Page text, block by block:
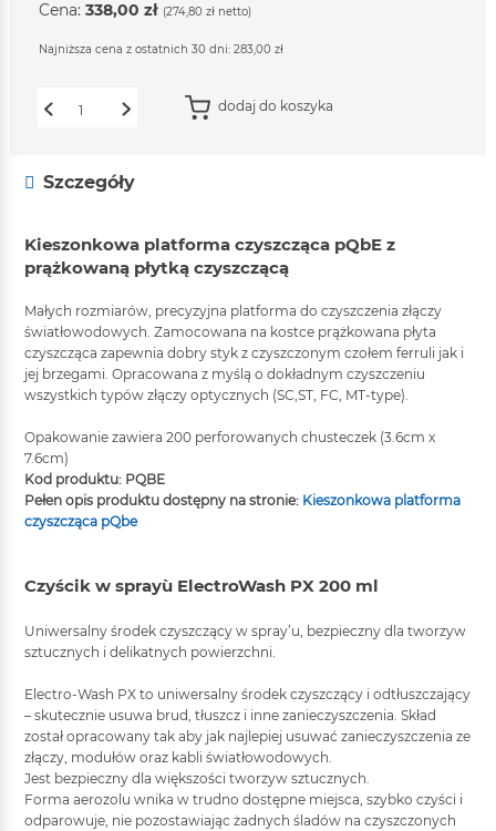
Cena: 338,00 zł (274,80 zł netto)
Najniższa cena z ostatnich 30 dni: 283,00 zł
1 dodaj do koszyka
Szczegóły
Kieszonkowa platforma czyszcząca pQbE z
prążkowaną płytką czyszczącą
Małych rozmiarów, precyzyjna platforma do czyszczenia złączy
światłowodowych. Zamocowana na kostce prążkowana płyta
czyszcząca zapewnia dobry styk z czyszczonym czołem ferruli jak i
jej brzegami. Opracowana z myślą o dokładnym czyszczeniu
wszystkich typów złączy optycznych (SC,ST, FC, MT-type).
Opakowanie zawiera 200 perforowanych chusteczek (3.6cm x
7.6cm)
Kod produktu: PQBE
Pełen opis produktu dostępny na stronie: Kieszonkowa platforma
czyszcząca pQbe
Czyścik w spray`u ElectroWash PX 200 ml
Uniwersalny środek czyszczący w spray’u, bezpieczny dla tworzyw
sztucznych i delikatnych powierzchni.
Electro-Wash PX to uniwersalny środek czyszczący i odtłuszczający
– skutecznie usuwa brud, tłuszcz i inne zanieczyszczenia. Skład
został opracowany tak aby jak najlepiej usuwać zanieczyszczenia ze
złączy, modułów oraz kabli światłowodowych.
Jest bezpieczny dla większości tworzyw sztucznych.
Forma aerozolu wnika w trudno dostępne miejsca, szybko czyści i
odparowuje, nie pozostawiając żadnych śladów na czyszczonych